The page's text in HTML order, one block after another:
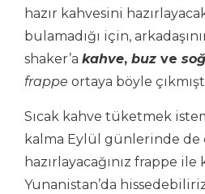
hazır kahvesini
bulamadığı için,
shaker’a kahve, buz ve
frappe ortaya böyle
Sıcak kahve tüketmek
kalma Eylül günlerinde de
hazırlayacağınız frappe
Yunanistan’da